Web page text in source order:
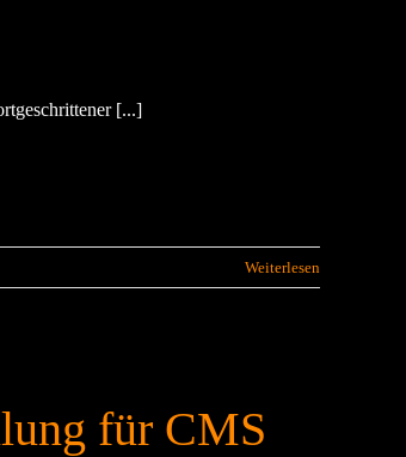
[...]
Weiterlesen
für CMS